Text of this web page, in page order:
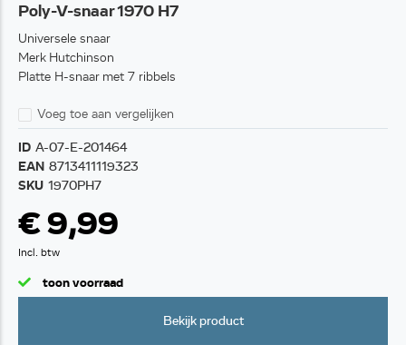
Poly-V-snaar 1970 H7
Universele snaar
Merk Hutchinson
Platte H-snaar met 7 ribbels
Voeg toe aan vergelijken
ID A-07-E-201464
EAN 8713411119323
SKU 1970PH7
€ 9,99
Incl. btw
toon voorraad
Bekijk product